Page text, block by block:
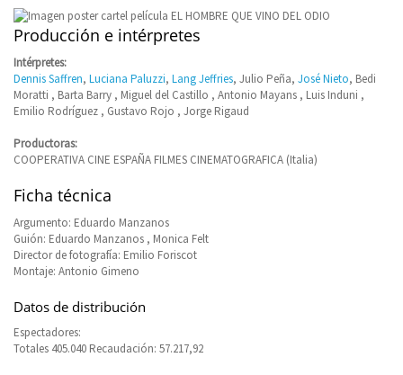
Producción e intérpretes
Intérpretes:
Dennis Saffren, Luciana Paluzzi, Lang Jeffries, Julio Peña, José Nieto, Bedi
Moratti , Barta Barry , Miguel del Castillo , Antonio Mayans , Luis Induni ,
Emilio Rodríguez , Gustavo Rojo , Jorge Rigaud
Productoras:
COOPERATIVA CINE ESPAÑA FILMES CINEMATOGRAFICA (Italia)
Ficha técnica
Argumento: Eduardo Manzanos
Guión: Eduardo Manzanos , Monica Felt
Director de fotografía: Emilio Foriscot
Montaje: Antonio Gimeno
Datos de distribución
Espectadores:
Totales 405.040 Recaudación: 57.217,92